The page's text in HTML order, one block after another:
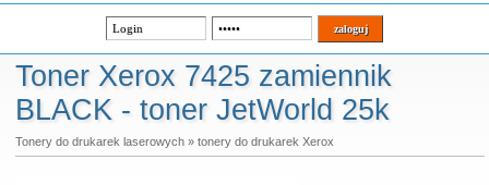
Toner Xerox 7425 zamiennik
BLACK - toner JetWorld 25k
Tonery do drukarek laserowych» tonery do drukarek Xerox